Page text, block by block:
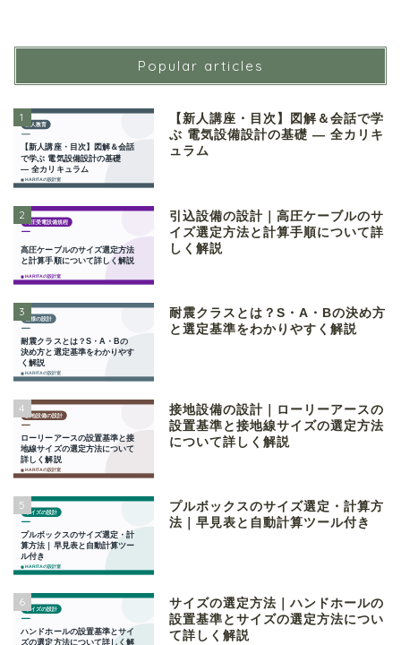
Popular articles
1
【新人講座・目次】図解＆会話で学
ぶ 電気設備設計の基礎 ― 全カリキ
ュラム
2
引込設備の設計｜高圧ケーブルのサ
イズ選定方法と計算手順について詳
しく解説
3
耐震クラスとは？S・A・Bの決め方
と選定基準をわかりやすく解説
4
接地設備の設計｜ローリーアースの
設置基準と接地線サイズの選定方法
について詳しく解説
5
プルボックスのサイズ選定・計算方
法｜早見表と自動計算ツール付き
6
サイズの選定方法｜ハンドホールの
設置基準とサイズの選定方法につい
て詳しく解説